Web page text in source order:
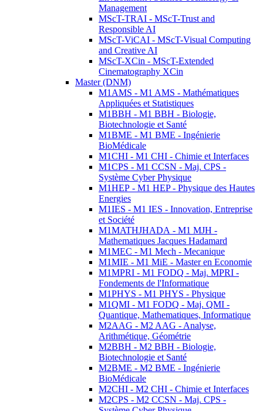
Management
MScT-TRAI - MScT-Trust and
Responsible AI
MScT-ViCAI - MScT-Visual Computing
and Creative AI
MScT-XCin - MScT-Extended
Cinematography XCin
Master (DNM)
M1AMS - M1 AMS - Mathématiques
Appliquées et Statistiques
M1BBH - M1 BBH - Biologie,
Biotechnologie et Santé
M1BME - M1 BME - Ingénierie
BioMédicale
M1CHI - M1 CHI - Chimie et Interfaces
M1CPS - M1 CCSN - Maj. CPS -
Système Cyber Physique
M1HEP - M1 HEP - Physique des Hautes
Energies
M1IES - M1 IES - Innovation, Entreprise
et Société
M1MATHJHADA - M1 MJH -
Mathematiques Jacques Hadamard
M1MEC - M1 Mech - Mecanique
M1MIE - M1 MiE - Master en Economie
M1MPRI - M1 FODQ - Maj. MPRI -
Fondements de l'Informatique
M1PHYS - M1 PHYS - Physique
M1QMI - M1 FODQ - Maj. QMI -
Quantique, Mathematiques, Informatique
M2AAG - M2 AAG - Analyse,
Arithmétique, Géométrie
M2BBH - M2 BBH - Biologie,
Biotechnologie et Santé
M2BME - M2 BME - Ingénierie
BioMédicale
M2CHI - M2 CHI - Chimie et Interfaces
M2CPS - M2 CCSN - Maj. CPS -